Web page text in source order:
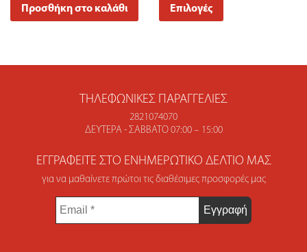
Προσθήκη στο καλάθι Επιλογές
ΤΗΛΕΦΩΝΙΚΈΣ ΠΑΡΑΓΓΕΛΊΕΣ
2821074070
ΔΕΥΤΈΡΑ - ΣΆΒΒΑΤΟ 07:00 – 15:00
ΕΓΓΡΑΦΕΊΤΕ ΣΤΟ ΕΝΗΜΕΡΩΤΙΚΌ ΔΕΛΤΊΟ ΜΑΣ
για να μαθαίνετε πρώτοι τις διαθέσιμες προσφορές μας
Email